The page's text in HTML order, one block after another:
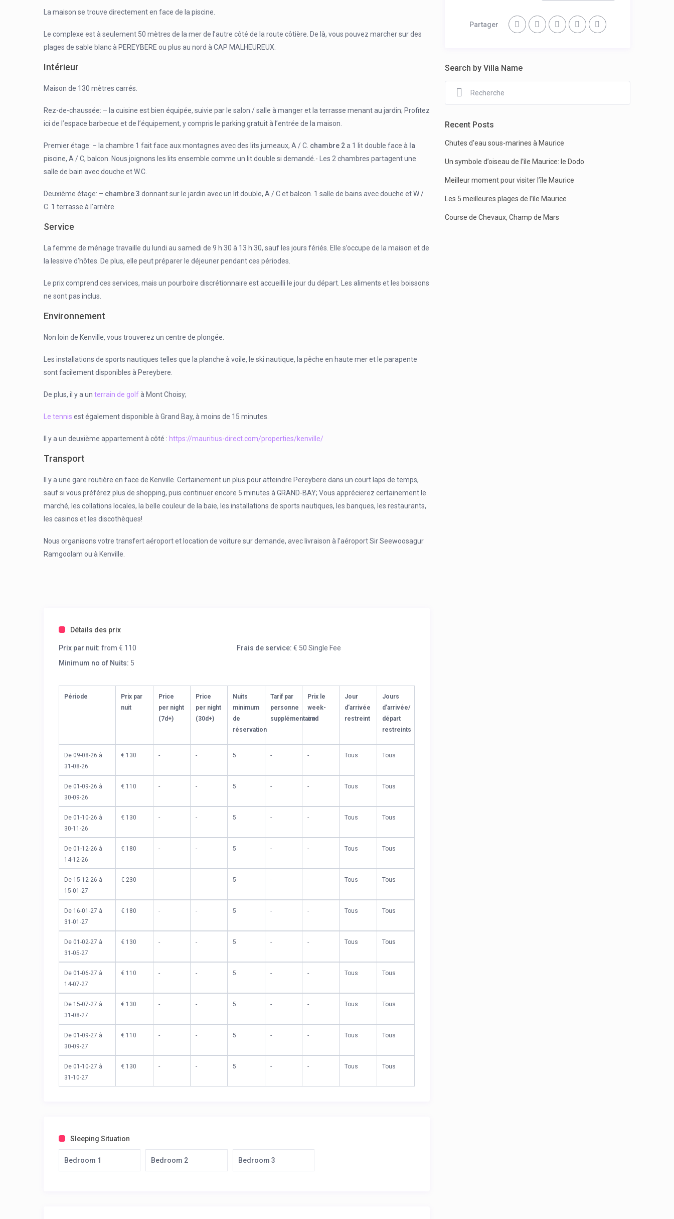
La maison se trouve directement en face de la piscine.
Le complexe est à seulement 50 mètres de la mer de l’autre côté de la route côtière. De là, vous pouvez marcher sur des
plages de sable blanc à PEREYBERE ou plus au nord à CAP MALHEUREUX.
Intérieur
Maison de 130 mètres carrés.
Rez-de-chaussée: – la cuisine est bien équipée, suivie par le salon / salle à manger et la terrasse menant au jardin; Profitez
ici de l’espace barbecue et de l’équipement, y compris le parking gratuit à l’entrée de la maison.
Premier étage: – la chambre 1 fait face aux montagnes avec des lits jumeaux, A / C. chambre 2a 1 lit double face à la
piscine, A / C, balcon. Nous joignons les lits ensemble comme un lit double si demandé.- Les 2 chambres partagent une
salle de bain avec douche et W.C.
Deuxième étage: – chambre 3 donnant sur le jardin avec un lit double, A / C et balcon. 1 salle de bains avec douche et W /
C. 1 terrasse à l’arrière.
Service
La femme de ménage travaille du lundi au samedi de 9 h 30 à 13 h 30, sauf les jours fériés. Elle s’occupe de la maison et de
la lessive d’hôtes. De plus, elle peut préparer le déjeuner pendant ces périodes.
Le prix comprend ces services, mais un pourboire discrétionnaire est accueilli le jour du départ. Les aliments et les boissons
ne sont pas inclus.
Environnement
Non loin de Kenville, vous trouverez un centre de plongée.
Les installations de sports nautiques telles que la planche à voile, le ski nautique, la pêche en haute mer et le parapente
sont facilement disponibles à Pereybere.
De plus, il y a un terrain de golfà Mont Choisy;
Le tennis est également disponible à Grand Bay, à moins de 15 minutes.
Il y a un deuxième appartement à côté : https://mauritius-direct.com/properties/kenville/
Transport
Il y a une gare routière en face de Kenville. Certainement un plus pour atteindre Pereybere dans un court laps de temps,
sauf si vous préférez plus de shopping, puis continuer encore 5 minutes à GRAND-BAY; Vous apprécierez certainement le
marché, les collations locales, la belle couleur de la baie, les installations de sports nautiques, les banques, les restaurants,
les casinos et les discothèques!
Nous organisons votre transfert aéroport et location de voiture sur demande, avec livraison à l’aéroport Sir Seewoosagur
Ramgoolam ou à Kenville.
Détails des prix
Prix par nuit: from € 110 Frais de service: € 50 Single Fee
Minimum no of Nuits: 5
Période
Prix par
nuit
Price
per night
(7d+)
Price
per night
(30d+)
Nuits
minimum
de
réservation
Tarif par
personne
supplémentaire
Prix le
week-
end
Jour
d’arrivée
restreint
Jours
d’arrivée/
départ
restreints
De 09-08-26 à
31-08-26
€ 130 - - 5 - - Tous Tous
De 01-09-26 à
30-09-26
€ 110 - - 5 - - Tous Tous
De 01-10-26 à
30-11-26
€ 130 - - 5 - - Tous Tous
De 01-12-26 à
14-12-26
€ 180 - - 5 - - Tous Tous
De 15-12-26 à
15-01-27
€ 230 - - 5 - - Tous Tous
De 16-01-27 à
31-01-27
€ 180 - - 5 - - Tous Tous
De 01-02-27 à
31-05-27
€ 130 - - 5 - - Tous Tous
De 01-06-27 à
14-07-27
€ 110 - - 5 - - Tous Tous
De 15-07-27 à
31-08-27
€ 130 - - 5 - - Tous Tous
De 01-09-27 à
30-09-27
€ 110 - - 5 - - Tous Tous
De 01-10-27 à
31-10-27
€ 130 - - 5 - - Tous Tous
Sleeping Situation
Bedroom 1 Bedroom 2 Bedroom 3
Partager
Search by Villa Name
Recent Posts
Chutes d’eau sous-marines à Maurice
Un symbole d’oiseau de l’île Maurice: le Dodo
Meilleur moment pour visiter l’île Maurice
Les 5 meilleures plages de l’île Maurice
Course de Chevaux, Champ de Mars